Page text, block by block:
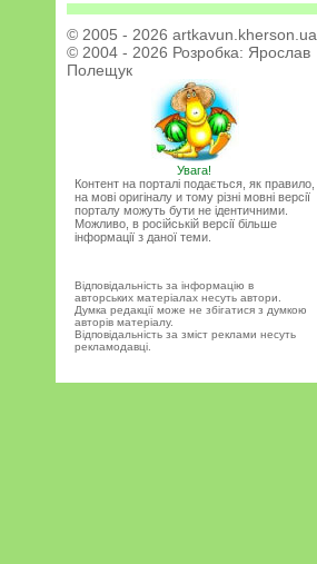
© 2005 - 2026 artkavun.kherson.ua
© 2004 - 2026 Розробка: Ярослав
Полещук
Увага!
Контент на порталі подається, як правило,
на мові оригіналу и тому різні мовні версії
порталу можуть бути не ідентичними.
Можливо, в російській версії більше
інформації з даної теми.
Відповідальність за інформацію в
авторських матеріалах несуть автори.
Думка редакції може не збігатися з думкою
авторів матеріалу.
Відповідальність за зміст реклами несуть
рекламодавці.